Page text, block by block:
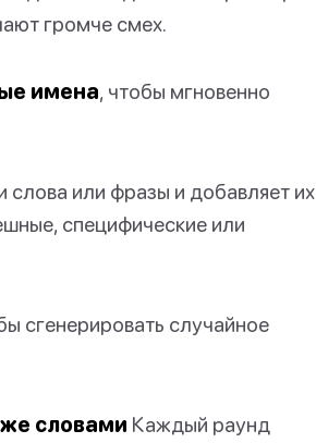
громче смех.
имена, чтобы мгновенно
слова или фразы и добавляет их
специфические или
сгенерировать случайное
словами Каждый раунд